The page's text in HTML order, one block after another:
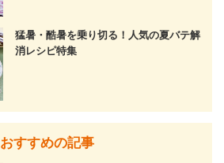
猛暑・酷暑を乗り切る！人気の夏バテ解
消レシピ特集
おすすめの記事